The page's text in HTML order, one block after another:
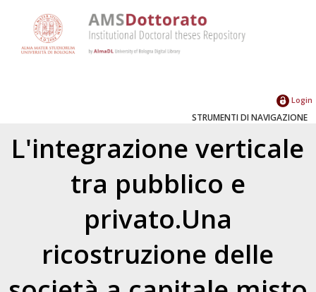
Login
STRUMENTI DI NAVIGAZIONE
L'integrazione verticale
tra pubblico e
privato.Una
ricostruzione delle